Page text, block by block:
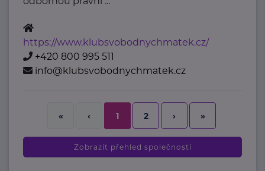
https://www.klubsvobodnychmatek.cz/
+420 800 995 511
info@klubsvobodnychmatek.cz
« ‹ 1 2 › »
Zobrazit přehled společností